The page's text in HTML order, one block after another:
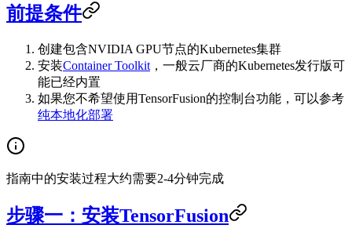
前提条件
创建包含NVIDIA GPU节点的Kubernetes集群
安装Container Toolkit ，一般云厂商的Kubernetes发行版可
能已经内置
如果您不希望使用TensorFusion的控制台功能，可以参考
纯本地化部署
指南中的安装过程大约需要2-4分钟完成
步骤一：安装TensorFusion